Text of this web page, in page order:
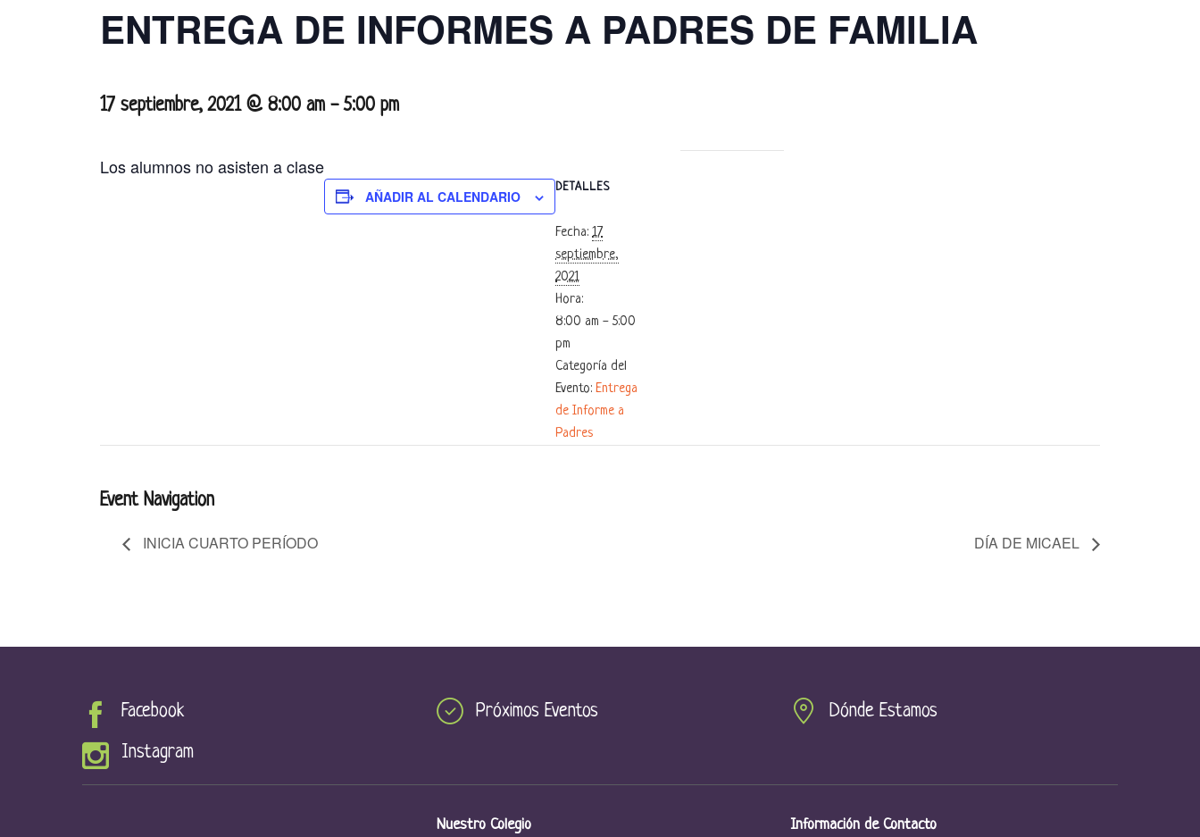
ENTREGA DE INFORMES A PADRES DE FAMILIA
17 septiembre, 2021 @ 8:00 am -5:00 pm
Los alumnos no asisten a clase
AÑADIR AL CALENDARIO
DETALLES
Fecha: 17
septiembre,
2021
Hora:
8:00 am - 5:00
pm
Categoría del
Evento: Entrega
de Informe a
Padres
Event Navigation
INICIA CUARTO PERÍODO DÍA DE MICAEL
Facebook
Instagram
Próximos Eventos Dónde Estamos
Nuestro Colegio Información de Contacto